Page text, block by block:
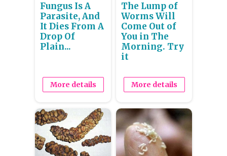
Fungus Is A
Parasite, And
It Dies From A
Drop Of
Plain...
More details
The Lump of
Worms Will
Come Out of
You in The
Morning. Try
it
More details